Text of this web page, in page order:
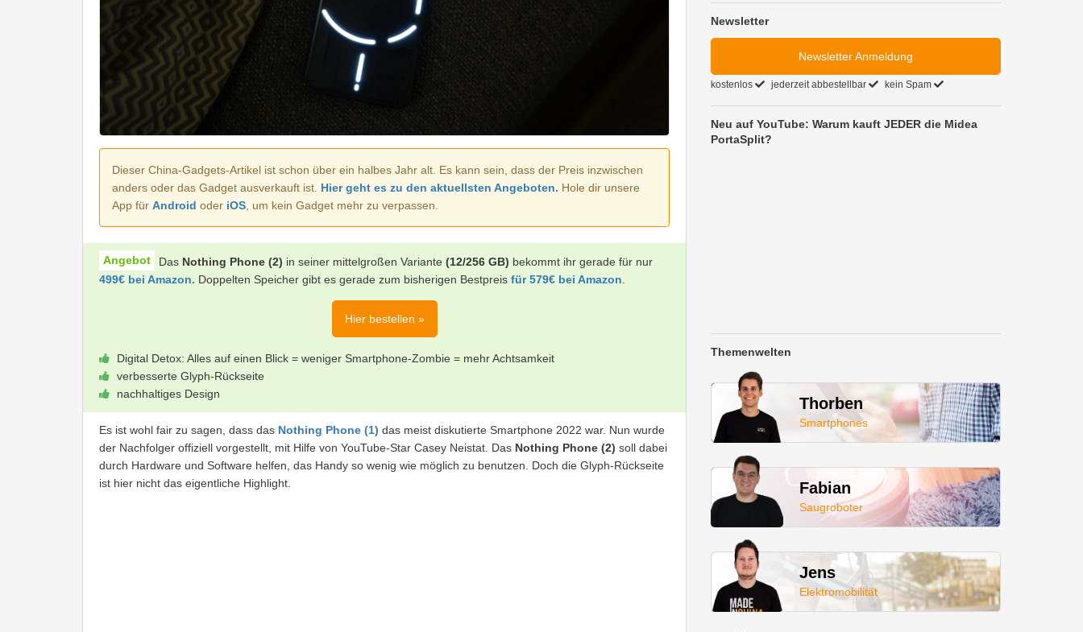
Dieser China-Gadgets-Artikel ist schon über ein halbes Jahr alt. Es kann sein, dass der Preis inzwischen
anders oder das Gadget ausverkauft ist. Hier geht es zu den aktuellsten Angeboten. Hole dir unsere
App für Android oder iOS, um kein Gadget mehr zu verpassen.
Das Nothing Phone (2) in seiner mittelgroßen Variante (12/256 GB) bekommt ihr gerade für nur
499€ bei Amazon. Doppelten Speicher gibt es gerade zum bisherigen Bestpreis für 579€ bei Amazon.
Hier bestellen »
Digital Detox: Alles auf einen Blick = weniger Smartphone-Zombie = mehr Achtsamkeit
verbesserte Glyph-Rückseite
nachhaltiges Design
Es ist wohl fair zu sagen, dass das Nothing Phone (1) das meist diskutierte Smartphone 2022 war. Nun wurde
der Nachfolger offiziell vorgestellt, mit Hilfe von YouTube-Star Casey Neistat. Das Nothing Phone (2) soll dabei
durch Hardware und Software helfen, das Handy so wenig wie möglich zu benutzen. Doch die Glyph-Rückseite
ist hier nicht das eigentliche Highlight.
Newsletter
Newsletter Anmeldung
kostenlos jederzeit abbestellbar kein Spam
Neu auf YouTube: Warum kauft JEDER die Midea
PortaSplit?
Themenwelten
Thorben
Smartphones
Fabian
Saugroboter
Jens
Elektromobilität